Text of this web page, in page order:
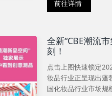
前往详情
全新“CBE潮流
刻！
点击上图快速锁定
妆品行业正呈现出蓬
国化妆品行业市场规